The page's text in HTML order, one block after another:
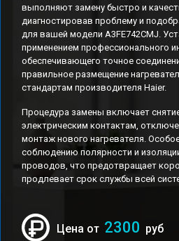
выполняют замену быстро и
диагностировав проблему и
для вашей модели A3FE742CMJ.
применением профессионального
обеспечивающего точное
правильное размещение
стандартам производителя Haier.
Процедура замены включает
электрическим контактам,
монтаж нового нагревателя.
соблюдению полярности и
проводов, что предотвращает
продлевает срок службы всей
Цена от 2300 руб